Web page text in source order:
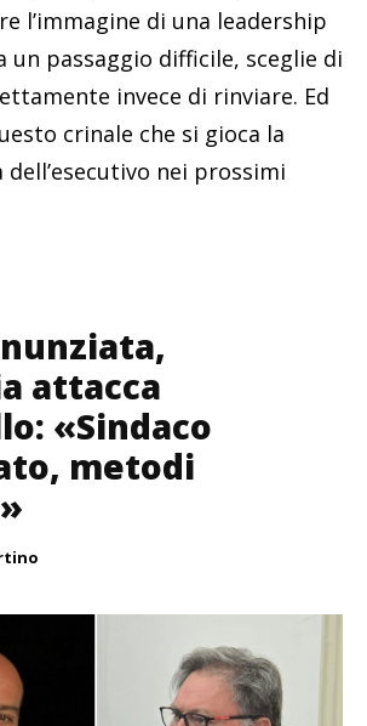
l’immagine di una leadership
un passaggio difficile, sceglie di
invece di rinviare. Ed
crinale che si gioca la
nei prossimi
attacca
«Sindaco
metodi